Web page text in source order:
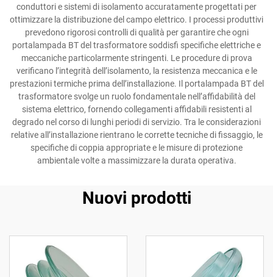
conduttori e sistemi di isolamento accuratamente progettati per
ottimizzare la distribuzione del campo elettrico. I processi produttivi
prevedono rigorosi controlli di qualità per garantire che ogni
portalampada BT del trasformatore soddisfi specifiche elettriche e
meccaniche particolarmente stringenti. Le procedure di prova
verificano l’integrità dell’isolamento, la resistenza meccanica e le
prestazioni termiche prima dell’installazione. Il portalampada BT del
trasformatore svolge un ruolo fondamentale nell’affidabilità del
sistema elettrico, fornendo collegamenti affidabili resistenti al
degrado nel corso di lunghi periodi di servizio. Tra le considerazioni
relative all’installazione rientrano le corrette tecniche di fissaggio, le
specifiche di coppia appropriate e le misure di protezione
ambientale volte a massimizzare la durata operativa.
Nuovi prodotti